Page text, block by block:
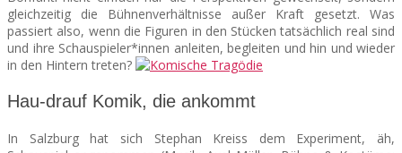
gleichzeitig die Bühnenverhältnisse außer Kraft gesetzt. Was
passiert also, wenn die Figuren in den Stücken tatsächlich real sind
und ihre Schauspieler*innen anleiten, begleiten und hin und wieder
in den Hintern treten?
Hau-drauf Komik, die ankommt
In Salzburg hat sich Stephan Kreiss dem Experiment, äh,